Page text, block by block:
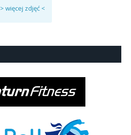
> więcej zdjęć <